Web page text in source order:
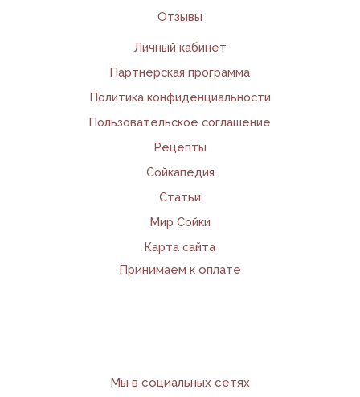
Отзывы
Личный кабинет
Партнерская программа
Политика конфиденциальности
Пользовательское соглашение
Рецепты
Сойкапедия
Статьи
Мир Сойки
Карта сайта
Принимаем к оплате
Мы в социальных сетях